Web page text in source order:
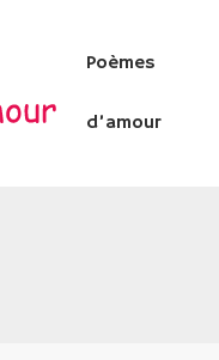
Poèmes
d’amour